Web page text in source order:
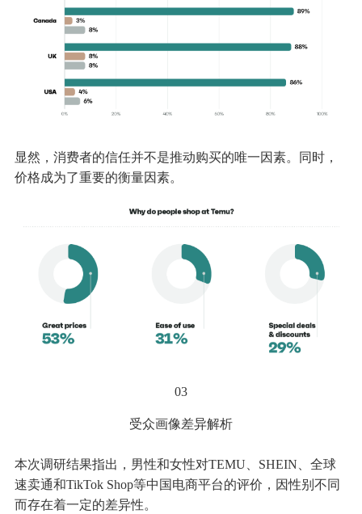
显然，消费者的信任并不是推动购买的唯一因素。同时，
价格成为了重要的衡量因素。
03
受众画像差异解析
本次调研结果指出，男性和女性对TEMU、SHEIN、全球
速卖通和TikTok Shop等中国电商平台的评价，因性别不同
而存在着一定的差异性。